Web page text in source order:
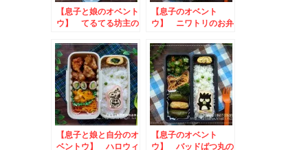
【息子と娘のオベント
ウ】 てるてる坊主の
【息子のオベント
ウ】 ニワトリのお弁
【息子と娘と自分のオ
ベントウ】 ハロウィ
【息子のオベント
ウ】 バッドばつ丸の